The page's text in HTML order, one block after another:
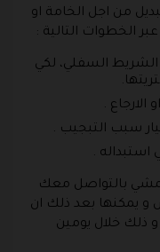
من اجل الخامة او
الخطوات التالية :
السفلي، لكي
الارجاع .
سبب التبجيب .
استبداله .
بالتواصل معك
و يمكنها بعد ذلك ان
و ذلك خلال يومين